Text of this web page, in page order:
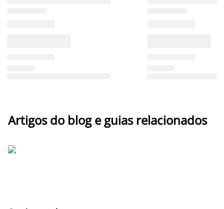
Artigos do blog e guias relacionados